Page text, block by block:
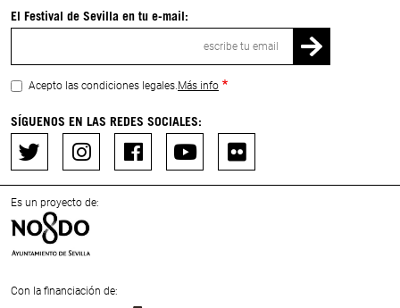
El Festival de Sevilla en tu e-mail:
Acepto las condiciones legales.Más info
SÍGUENOS EN LAS REDES SOCIALES:
Es un proyecto de:
Con la financiación de: